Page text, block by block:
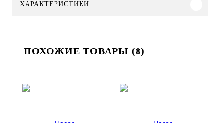
ХАРАКТЕРИСТИКИ
ПОХОЖИЕ ТОВАРЫ (8)